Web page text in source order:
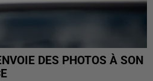
DES PHOTOS À SON